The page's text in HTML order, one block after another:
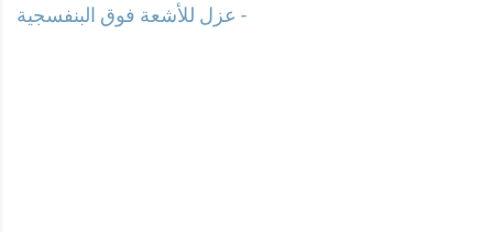
- عزل للأشعة فوق البنفسجية